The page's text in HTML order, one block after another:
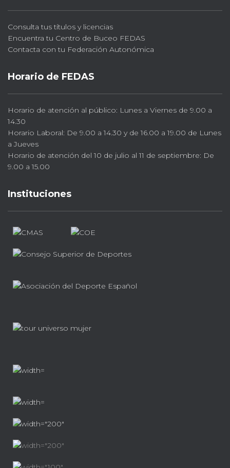
Consulta tus títulos y licencias
Encuentra tu Centro de Buceo FEDAS
Contacta con tu Federación Autonómica
Horario de FEDAS
Horario de atención al público: Lunes a Viernes de 9.00 a
14.30
Horario Laboral: De 9.00 a 14.30 y de 16.00 a 19.00 de Lunes
a Jueves
Horario de atención del 10 de julio al 11 de septiembre: De
9.00 a 15.00
Instituciones